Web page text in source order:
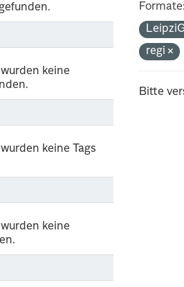
keine
keine Tags
keine
Formate:
regi
Bitte